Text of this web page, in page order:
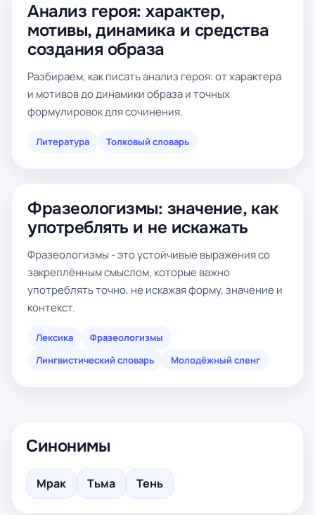
Анализ героя: характер,
мотивы, динамика и средства
создания образа
Разбираем, как писать анализ героя: от характера
и мотивов до динамики образа и точных
формулировок для сочинения.
Литература Толковый словарь
Фразеологизмы: значение, как
употреблять и не искажать
Фразеологизмы - это устойчивые выражения со
закреплённым смыслом, которые важно
употреблять точно, не искажая форму, значение и
контекст.
Лексика
Фразеологизмы
Лингвистический словарь
Молодёжный сленг
Синонимы
Мрак Тьма Тень